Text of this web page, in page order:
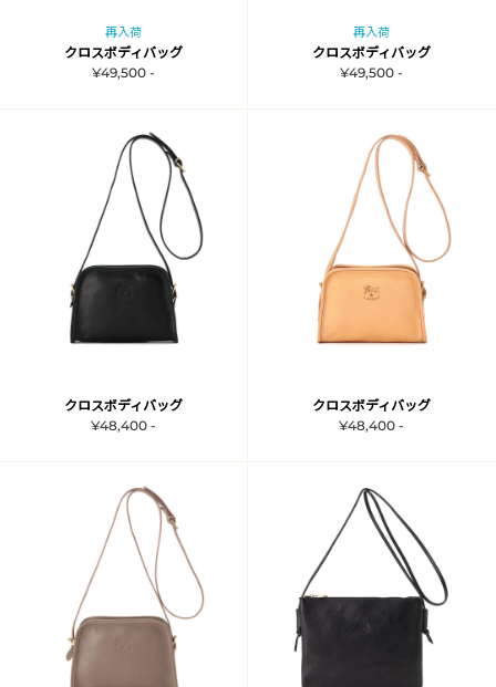
再入荷
クロスボディバッグ
¥49,500 -
再入荷
クロスボディバッグ
¥49,500 -
クロスボディバッグ
¥48,400 -
クロスボディバッグ
¥48,400 -